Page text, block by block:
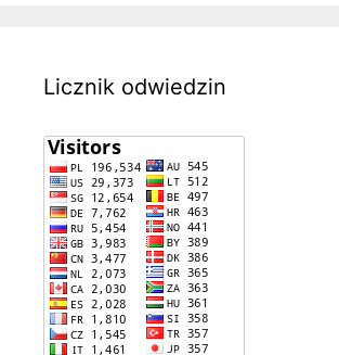
Licznik odwiedzin